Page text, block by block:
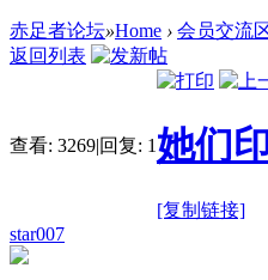
赤足者论坛»Home › 会员交流
返回列表
查看: 3269|回复: 1 她们
[复制链接]
star007